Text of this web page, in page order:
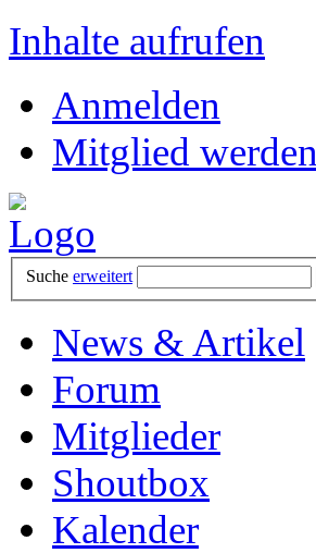
Inhalte aufrufen
Anmelden
Mitglied werden
Suche erweitert
News & Artikel
Forum
Mitglieder
Shoutbox
Kalender